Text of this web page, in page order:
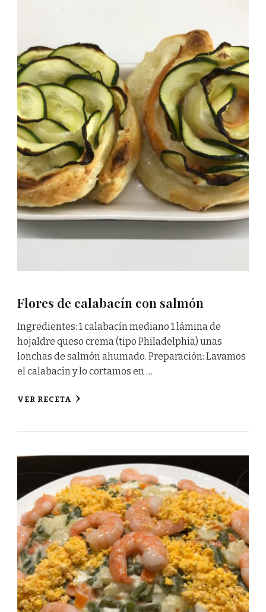
Flores de calabacín con salmón
Ingredientes: 1 calabací­n mediano 1 lámina de
hojaldre queso crema (tipo Philadelphia) unas
lonchas de salmón ahumado. Preparación: Lavamos
el calabacín y lo cortamos en …
VER RECETA